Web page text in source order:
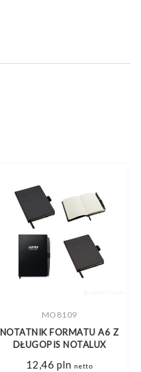
MO8109
NOTATNIK FORMATU A6 Z
DŁUGOPIS NOTALUX
12,46 pln netto